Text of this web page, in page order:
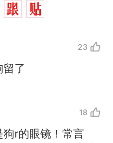
23
了
18
r的眼镜！常言